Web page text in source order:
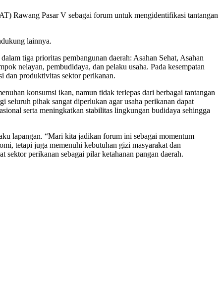
Rawang Pasar V sebagai forum untuk mengidentifikasi tantangan
lainnya.
tiga prioritas pembangunan daerah: Asahan Sehat, Asahan
nelayan, pembudidaya, dan pelaku usaha. Pada kesempatan
dan produktivitas sektor perikanan.
konsumsi ikan, namun tidak terlepas dari berbagai tantangan
pihak sangat diperlukan agar usaha perikanan dapat
serta meningkatkan stabilitas lingkungan budidaya sehingga
lapangan. “Mari kita jadikan forum ini sebagai momentum
tetapi juga memenuhi kebutuhan gizi masyarakat dan
perikanan sebagai pilar ketahanan pangan daerah.